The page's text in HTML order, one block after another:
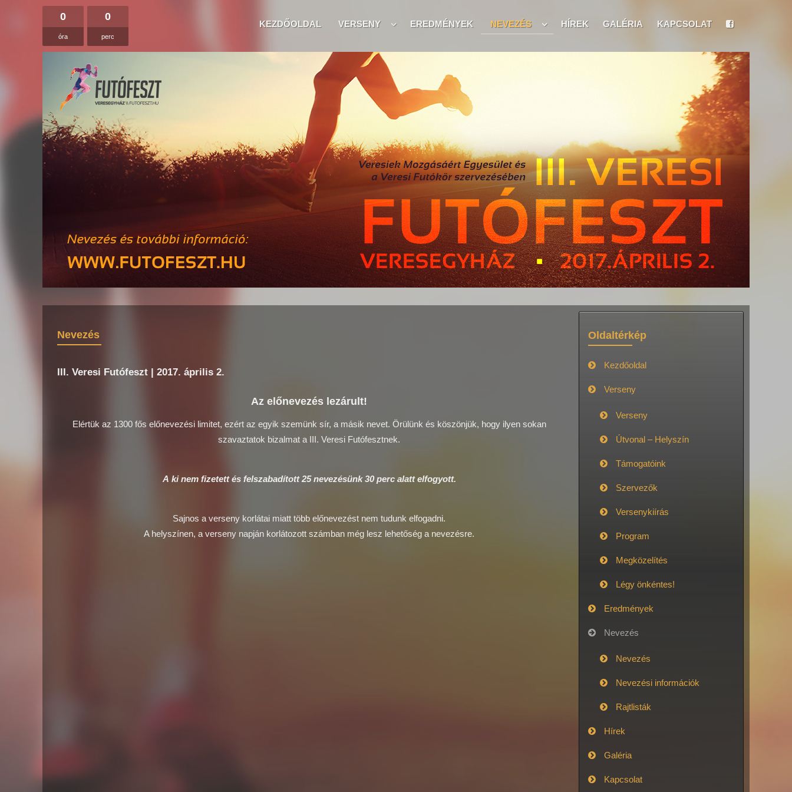
0
óra
0
perc
KEZDŐOLDAL VERSENY EREDMÉNYEK NEVEZÉS HÍREK GALÉRIA KAPCSOLAT
Nevezés
III. Veresi Futófeszt | 2017. április 2.
Az előnevezés lezárult!
Elértük az 1300 fős előnevezési limitet, ezért az egyik szemünk sír, a másik nevet. Örülünk és köszönjük, hogy ilyen sokan
szavaztatok bizalmat a III. Veresi Futófesztnek.
A ki nem fizetett és felszabadított 25 nevezésünk 30 perc alatt elfogyott.
Sajnos a verseny korlátai miatt több előnevezést nem tudunk elfogadni.
A helyszínen, a verseny napján korlátozott számban még lesz lehetőség a nevezésre.
Oldaltérkép
Kezdőoldal
Verseny
Verseny
Útvonal – Helyszín
Támogatóink
Szervezők
Versenykiírás
Program
Megközelítés
Légy önkéntes!
Eredmények
Nevezés
Nevezés
Nevezési információk
Rajtlisták
Hírek
Galéria
Kapcsolat